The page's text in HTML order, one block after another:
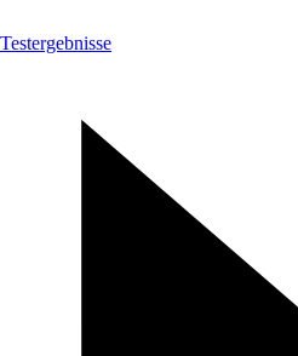
Testergebnisse